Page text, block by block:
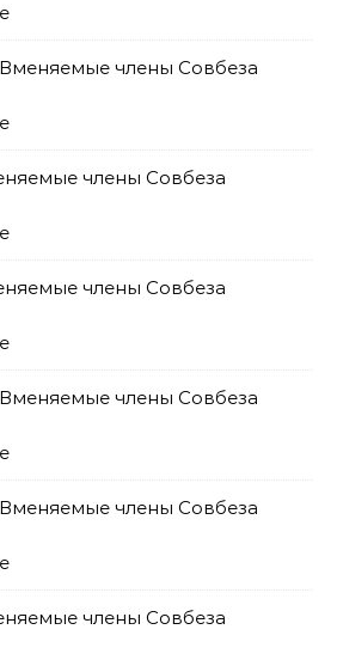
Вменяемые члены Совбеза
члены Совбеза
члены Совбеза
Вменяемые члены Совбеза
Вменяемые члены Совбеза
члены Совбеза